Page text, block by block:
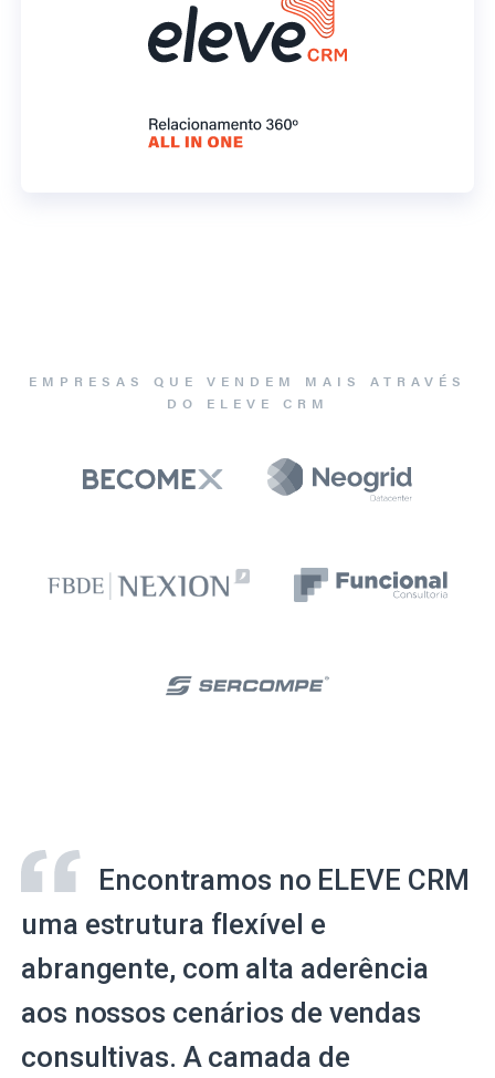
EMPRESAS QUE VENDEM MAIS ATRAVÉS
DO ELEVE CRM
Encontramos no ELEVE CRM
uma estrutura flexível e
abrangente, com alta aderência
aos nossos cenários de vendas
consultivas. A camada de